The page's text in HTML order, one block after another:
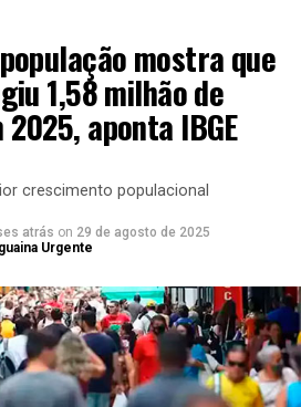
mostra que
1,58 milhão de
aponta IBGE
crescimento populacional
atrás on 29 de agosto de 2025
Urgente